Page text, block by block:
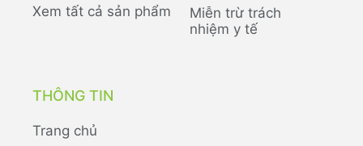
Xem tất cả sản phẩm
Miễn trừ trách
nhiệm y tế
THÔNG TIN
Trang chủ